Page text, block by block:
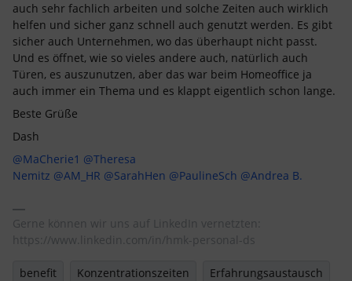
auch sehr fachlich arbeiten und solche Zeiten auch wirklich
helfen und sicher ganz schnell auch genutzt werden. Es gibt
sicher auch Unternehmen, wo das überhaupt nicht passt.
Und es öffnet, wie so vieles andere auch, natürlich auch
Türen, es auszunutzen, aber das war beim Homeoffice ja
auch immer ein Thema und es klappt eigentlich schon lange.
Beste Grüße
Dash
@MaCherie1 @Theresa
Nemitz @AM_HR @SarahHen @PaulineSch @Andrea B.
Gerne können wir uns auf LinkedIn vernetzten:
https://www.linkedin.com/in/hmk-personal-ds
benefit Konzentrationszeiten Erfahrungsaustausch